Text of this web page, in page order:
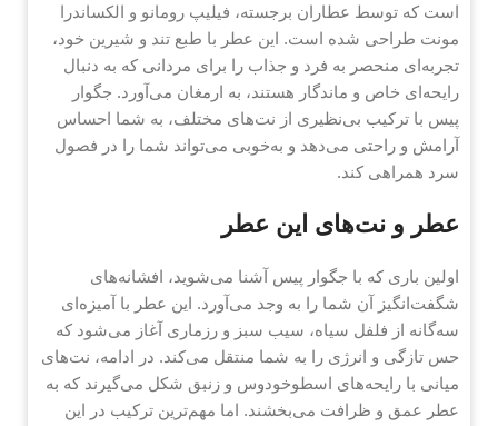
است که توسط عطاران برجسته، فیلیپ رومانو و الکساندرا
مونت طراحی شده است. این عطر با طبع تند و شیرین خود،
تجربه‌ای منحصر به فرد و جذاب را برای مردانی که به دنبال
رایحه‌ای خاص و ماندگار هستند، به ارمغان می‌آورد. جگوار
پیس با ترکیب بی‌نظیری از نت‌های مختلف، به شما احساس
آرامش و راحتی می‌دهد و به‌خوبی می‌تواند شما را در فصول
سرد همراهی کند.
عطر و نت‌های این عطر
اولین باری که با جگوار پیس آشنا می‌شوید، افشانه‌های
شگفت‌انگیز آن شما را به وجد می‌آورد. این عطر با آمیزه‌ای
سه‌گانه از فلفل سیاه، سیب سبز و رزماری آغاز می‌شود که
حس تازگی و انرژی را به شما منتقل می‌کند. در ادامه، نت‌های
میانی با رایحه‌های اسطوخودوس و زنبق شکل می‌گیرند که به
عطر عمق و ظرافت می‌بخشند. اما مهم‌ترین ترکیب در این